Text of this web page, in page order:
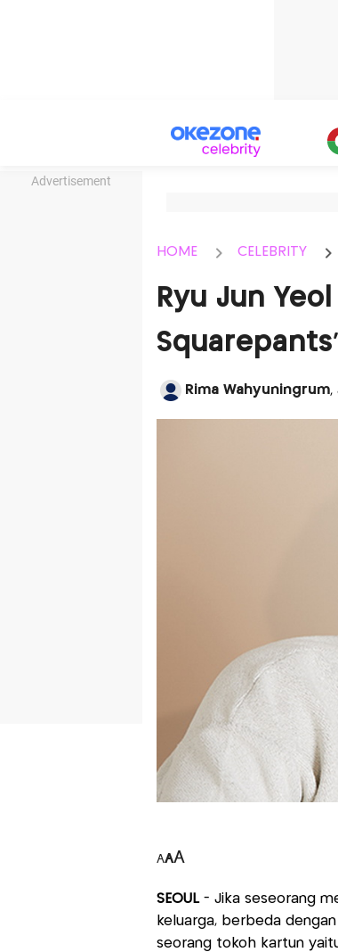
Advertisement
HOME CELEBRITY
Ryu Jun
Rima Wahyuningrum,
AAA
SEOUL- Jika seseorang
keluarga, berbeda
seorang tokoh kartun